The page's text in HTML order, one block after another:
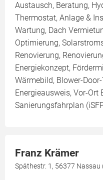
Austausch, Beratung,
Thermostat, Anlage &
Wartung, Dach
Optimierung,
Renovierung,
Energiekonzept,
Wärmebild, Blower-
Energieausweis, Vor-Ort
Sanierungsfahrplan
Franz Krämer
Späthestr. 1, 56377